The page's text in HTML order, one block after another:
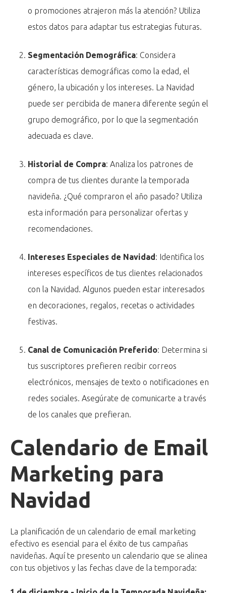
o promociones atrajeron más la atención? Utiliza
estos datos para adaptar tus estrategias futuras.
Segmentación Demográfica: Considera
características demográficas como la edad, el
género, la ubicación y los intereses. La Navidad
puede ser percibida de manera diferente según el
grupo demográfico, por lo que la segmentación
adecuada es clave.
Historial de Compra: Analiza los patrones de
compra de tus clientes durante la temporada
navideña. ¿Qué compraron el año pasado? Utiliza
esta información para personalizar ofertas y
recomendaciones.
Intereses Especiales de Navidad: Identifica los
intereses específicos de tus clientes relacionados
con la Navidad. Algunos pueden estar interesados
en decoraciones, regalos, recetas o actividades
festivas.
Canal de Comunicación Preferido: Determina si
tus suscriptores prefieren recibir correos
electrónicos, mensajes de texto o notificaciones en
redes sociales. Asegúrate de comunicarte a través
de los canales que prefieran.
Calendario de Email
Marketing para
Navidad
La planificación de un calendario de email marketing
efectivo es esencial para el éxito de tus campañas
navideñas. Aquí te presento un calendario que se alinea
con tus objetivos y las fechas clave de la temporada: